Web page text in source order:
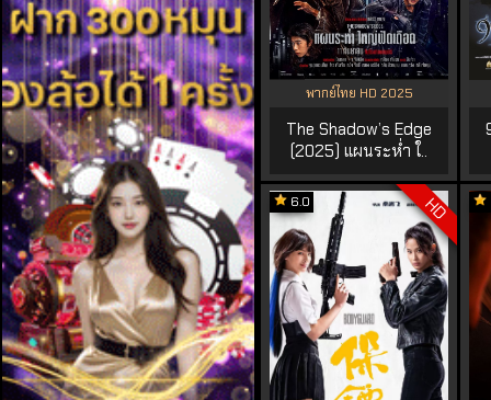
พากย์ไทย HD 2025
The Shadow’s Edge
(2025) แผนระห่ำ ใ..
HD
6.0